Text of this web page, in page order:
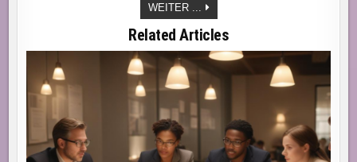
WEITER ... „ENTWICKLER
UND
IT-
COMPLIANCE:
WIE
SCHNELLERE
PROZESSE
LIEFERZEITEN
VERKÜRZEN.“
Related Articles